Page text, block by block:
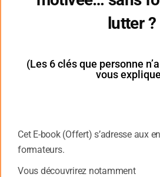
s’inquiète à commencer une
exercice qu’il ne sait pas
erreurs. La bonne approche est
comprendre que l’erreur fait
plus rassurant. De toute façon un
pertinent amènera à un résultat
lutter ?
(Les 6 clés que personne
vous
Cet E-book (Offert) s’adresse aux
formateurs.
Vous découvrirez notamment